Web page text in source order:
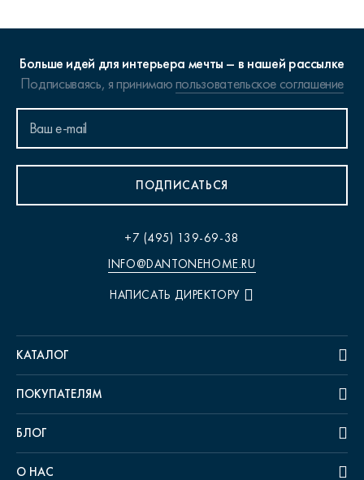
Больше идей для интерьера мечты – в нашей рассылке
Подписываясь, я принимаюпользовательское соглашение
ПОДПИСАТЬСЯ
+7 (495) 139-69-38
INFO@DANTONEHOME.RU
НАПИСАТЬ ДИРЕКТОРУ
КАТАЛОГ
ПОКУПАТЕЛЯМ
БЛОГ
О НАС